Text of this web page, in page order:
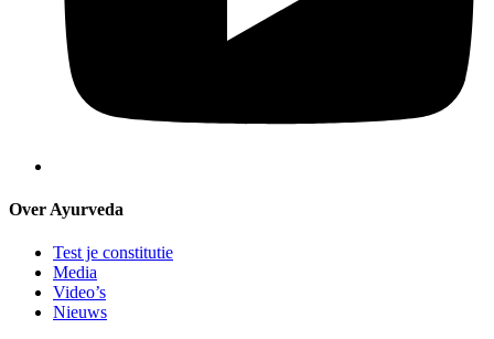
Over Ayurveda
Test je constitutie
Media
Video’s
Nieuws